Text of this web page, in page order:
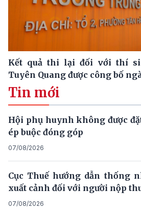
Kết quả thi lại đối với thí
Tuyên Quang được công bố
Tin mới
Hội phụ huynh không được
ép buộc đóng góp
07/08/2026
Cục Thuế hướng dẫn thống
xuất cảnh đối với người nộp
07/08/2026